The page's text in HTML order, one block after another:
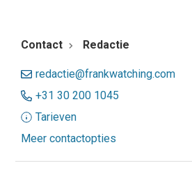
Contact Redactie
redactie@frankwatching.com
+31 30 200 1045
Tarieven
Meer contactopties